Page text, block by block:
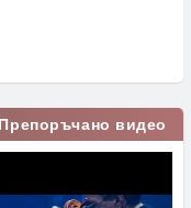
Препоръчано видео